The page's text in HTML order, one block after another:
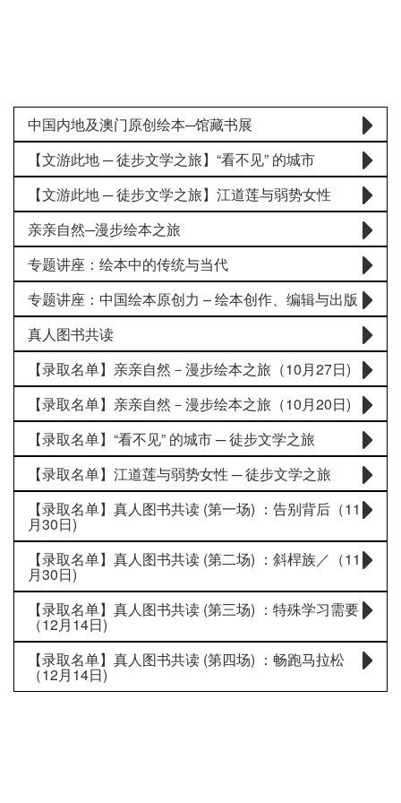
中国内地及澳门原创绘本─馆藏书展
【文游此地 ─ 徒步文学之旅】“看不见” 的城市
【文游此地 ─ 徒步文学之旅】江道莲与弱势女性
亲亲自然─漫步绘本之旅
专题讲座：绘本中的传统与当代
专题讲座：中国绘本原创力 – 绘本创作、编辑与出版
真人图书共读
【录取名单】亲亲自然－漫步绘本之旅（10月27日)
【录取名单】亲亲自然－漫步绘本之旅（10月20日)
【录取名单】“看不见” 的城市 ─ 徒步文学之旅
【录取名单】江道莲与弱势女性 ─ 徒步文学之旅
【录取名单】真人图书共读 (第一场) ：告别背后（11
月30日)
【录取名单】真人图书共读 (第二场) ：斜桿族／（11
月30日)
【录取名单】真人图书共读 (第三场) ：特殊学习需要
（12月14日)
【录取名单】真人图书共读 (第四场) ：畅跑马拉松
（12月14日)